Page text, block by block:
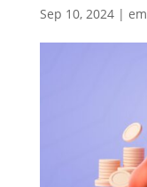
Sep 10, 2024|